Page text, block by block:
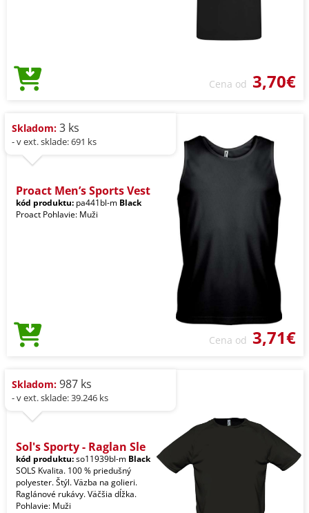
Cena od 3,70€
Skladom: 3 ks
- v ext. sklade: 691 ks
Proact Men’s Sports Vest
kód produktu: pa441bl-m Black
Proact Pohlavie: Muži
Cena od 3,71€
Skladom: 987 ks
- v ext. sklade: 39.246 ks
Sol's Sporty - Raglan Sle
kód produktu:so11939bl-m Black
SOLS Kvalita. 100 % priedušný
polyester. Štýl. Väzba na golieri.
Raglánové rukávy. Väčšia dĺžka.
Pohlavie: Muži